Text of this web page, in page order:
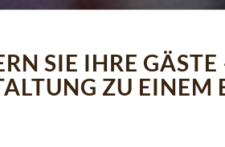
SIE IHRE
ZU EINEM